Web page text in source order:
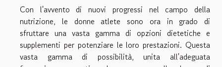
Con l'avvento di nuovi progressi nel campo della
nutrizione, le donne atlete sono ora in grado di
sfruttare una vasta gamma di opzioni dietetiche e
supplementi per potenziare le loro prestazioni. Questa
vasta gamma di possibilità, unita all'adeguata